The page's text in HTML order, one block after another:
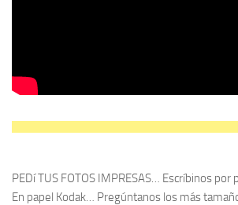
PEDí TUS FOTOS IMPRESAS… Escríbinos por
En papel Kodak… Pregúntanos los más